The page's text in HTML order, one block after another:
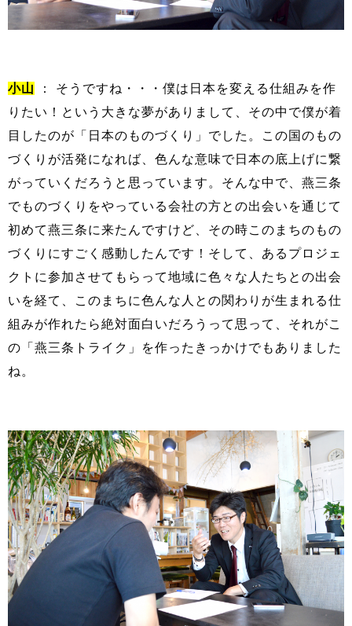
小山
： そうですね・・・僕は日本を変える仕組みを作
りたい！という大きな夢がありまして、その中で僕が着
目したのが「日本のものづくり」でした。この国のもの
づくりが活発になれば、色んな意味で日本の底上げに繋
がっていくだろうと思っています。そんな中で、燕三条
でものづくりをやっている会社の方との出会いを通じて
初めて燕三条に来たんですけど、その時このまちのもの
づくりにすごく感動したんです！そして、あるプロジェ
クトに参加させてもらって地域に色々な人たちとの出会
いを経て、このまちに色んな人との関わりが生まれる仕
組みが作れたら絶対面白いだろうって思って、それがこ
の「燕三条トライク」を作ったきっかけでもありました
ね。